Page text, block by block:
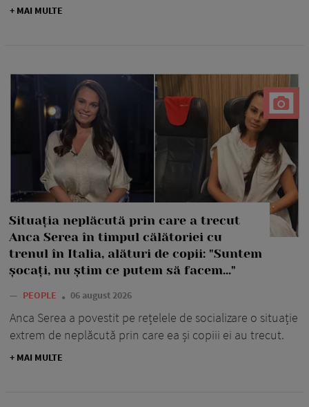
+ MAI MULTE
Situația neplăcută prin care a trecut
Anca Serea în timpul călătoriei cu
trenul în Italia, alături de copii: "Suntem
șocați, nu știm ce putem să facem..."
— PEOPLE 06 august 2026
Anca Serea a povestit pe rețelele de socializare o situație
extrem de neplăcută prin care ea și copiii ei au trecut.
+ MAI MULTE